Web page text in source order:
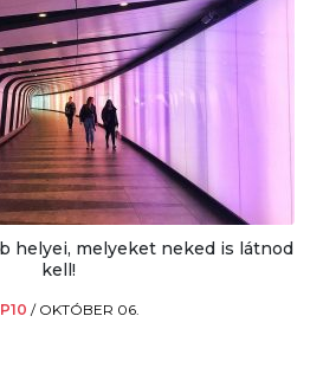
helyei, melyeket neked is látnod
kell!
/ OKTÓBER 06.